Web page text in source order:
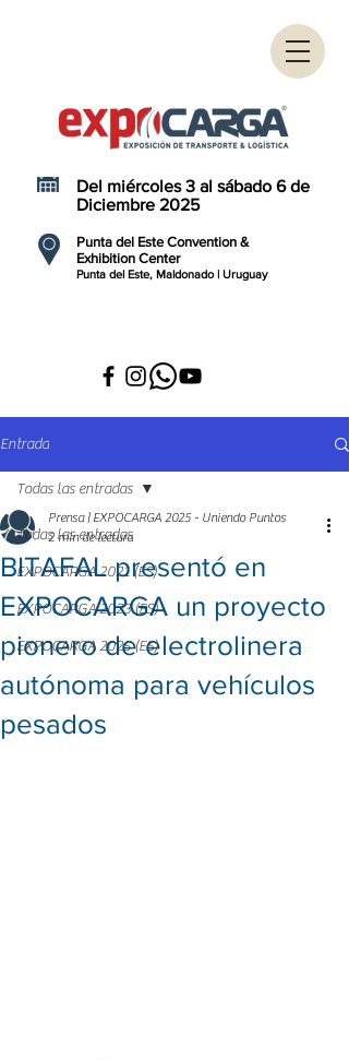
Punta del Este Convention &
Exhibition Center
Punta del Este, Maldonado | Uruguay
Del miércoles 3 al sábado 6 de
Diciembre 2025
Entrada
Todas las entradas
EXPOCARGA 2021 (ES)
EXPOCARGA 2023 (ES)
EXPOCARGA 2025 (ES)
Todas las entradas
BITAFAL presentó en
EXPOCARGA un proyecto
pionero de electrolinera
autónoma para vehículos
pesados
Prensa | EXPOCARGA 2025 - Uniendo Puntos
2 min de lectura